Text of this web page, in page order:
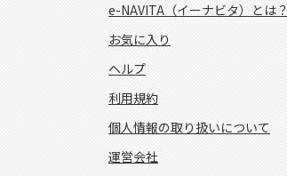
e-NAVITA（イーナビタ）とは？
お気に入り
ヘルプ
利用規約
個人情報の取り扱いについて
運営会社